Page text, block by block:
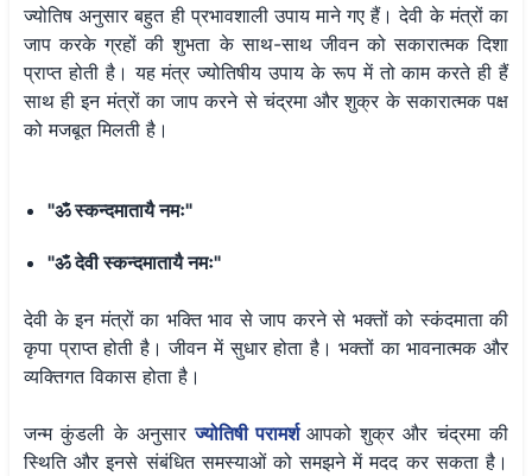
ज्योतिष अनुसार बहुत ही प्रभावशाली उपाय माने गए हैं। देवी के मंत्रों का
जाप करके ग्रहों की शुभता के साथ-साथ जीवन को सकारात्मक दिशा
प्राप्त होती है। यह मंत्र ज्योतिषीय उपाय के रूप में तो काम करते ही हैं
साथ ही इन मंत्रों का जाप करने से चंद्रमा और शुक्र के सकारात्मक पक्ष
को मजबूत मिलती है।
"ॐ स्कन्दमातायै नमः"
"ॐ देवी स्कन्दमातायै नमः"
देवी के इन मंत्रों का भक्ति भाव से जाप करने से भक्तों को स्कंदमाता की
कृपा प्राप्त होती है। जीवन में सुधार होता है। भक्तों का भावनात्मक और
व्यक्तिगत विकास होता है।
जन्म कुंडली के अनुसारज्योतिषी परामर्श आपको शुक्र और चंद्रमा की
स्थिति और इनसे संबंधित समस्याओं को समझने में मदद कर सकता है।